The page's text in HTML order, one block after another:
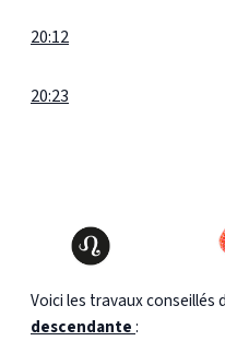
20:12
20:23
Voici les travaux
descendante: